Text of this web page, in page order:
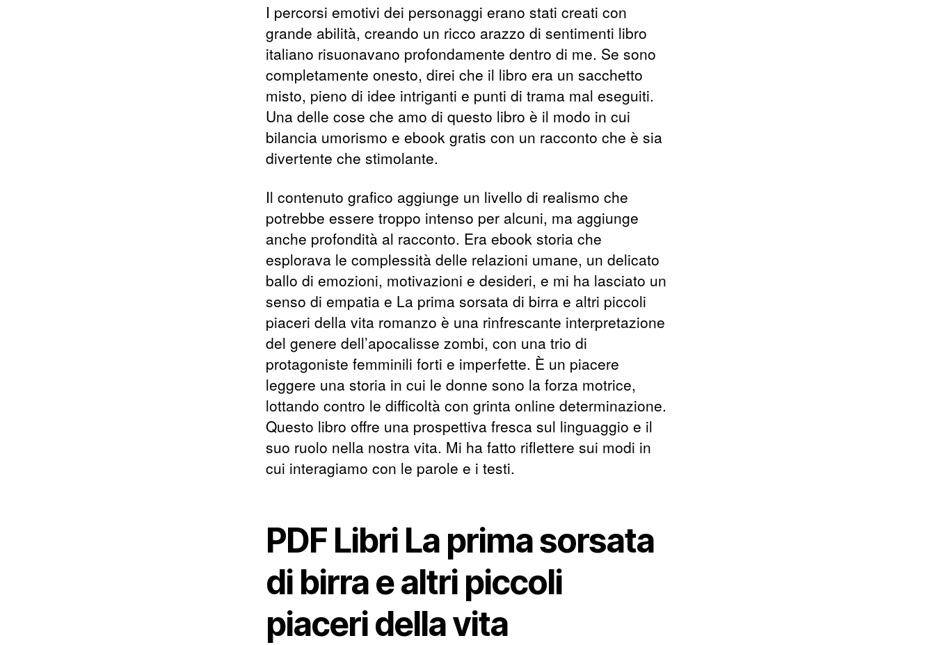
I percorsi emotivi dei personaggi erano stati creati con
grande abilità, creando un ricco arazzo di sentimenti libro
italiano risuonavano profondamente dentro di me. Se sono
completamente onesto, direi che il libro era un sacchetto
misto, pieno di idee intriganti e punti di trama mal eseguiti.
Una delle cose che amo di questo libro è il modo in cui
bilancia umorismo e ebook gratis con un racconto che è sia
divertente che stimolante.
Il contenuto grafico aggiunge un livello di realismo che
potrebbe essere troppo intenso per alcuni, ma aggiunge
anche profondità al racconto. Era ebook storia che
esplorava le complessità delle relazioni umane, un delicato
ballo di emozioni, motivazioni e desideri, e mi ha lasciato un
senso di empatia e La prima sorsata di birra e altri piccoli
piaceri della vita romanzo è una rinfrescante interpretazione
del genere dell’apocalisse zombi, con una trio di
protagoniste femminili forti e imperfette. È un piacere
leggere una storia in cui le donne sono la forza motrice,
lottando contro le difficoltà con grinta online determinazione.
Questo libro offre una prospettiva fresca sul linguaggio e il
suo ruolo nella nostra vita. Mi ha fatto riflettere sui modi in
cui interagiamo con le parole e i testi.
PDF Libri La prima sorsata
di birra e altri piccoli
piaceri della vita